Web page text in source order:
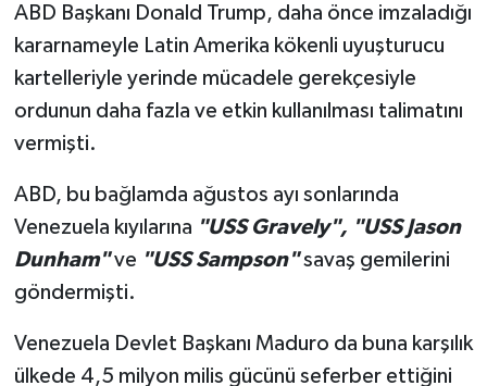
ABD Başkanı Donald Trump, daha önce imzaladığı
kararnameyle Latin Amerika kökenli uyuşturucu
kartelleriyle yerinde mücadele gerekçesiyle
ordunun daha fazla ve etkin kullanılması talimatını
vermişti.
ABD, bu bağlamda ağustos ayı sonlarında
Venezuela kıyılarına "USS Gravely", "USS Jason
Dunham"ve "USS Sampson"savaş gemilerini
göndermişti.
Venezuela Devlet Başkanı Maduro da buna karşılık
ülkede 4,5 milyon milis gücünü seferber ettiğini